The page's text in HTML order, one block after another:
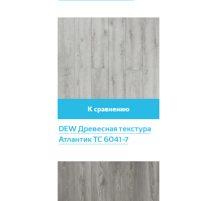
DEW Древесная текстура
Атлантик ТС 6041-7
К сравнению